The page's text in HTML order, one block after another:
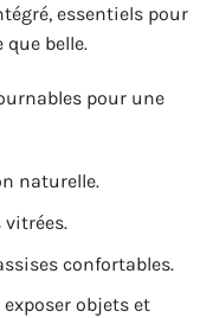
essentiels pour
belle.
pour une
naturelle.
vitrées.
confortables.
objets et